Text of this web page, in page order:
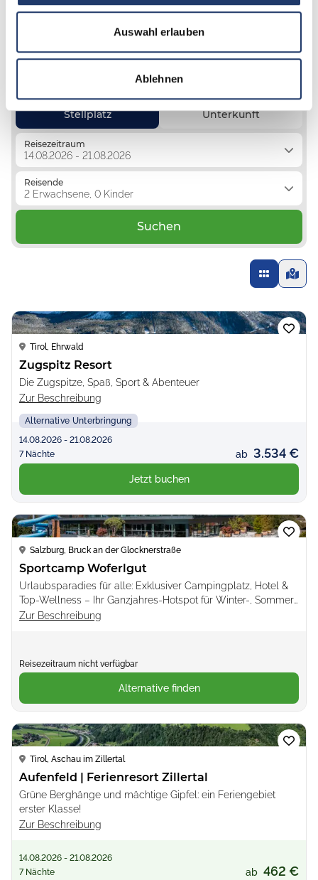
Auswahl erlauben
Ablehnen
Luxuscampingplätze
Österreichs:
Stellplatz Unterkunft
Reisezeitraum
14.08.2026 - 21.08.2026
Reisende
2 Erwachsene, 0 Kinder
Suchen
Loading...
Tirol, Ehrwald
Zugspitz Resort
Die Zugspitze, Spaß, Sport & Abenteuer
Zur Beschreibung
Alternative Unterbringung
14.08.2026 - 21.08.2026
7 Nächte
ab 3.534 €
Jetzt buchen
Loading...
Salzburg, Bruck an der Glocknerstraße
Sportcamp Woferlgut
Urlaubsparadies für alle: Exklusiver Campingplatz, Hotel &
Top-Wellness – Ihr Ganzjahres-Hotspot für Winter-, Sommer-
und Bergabenteuer, umgeben von traumhaften Seen &
Zur Beschreibung
Reisezeitraum nicht verfügbar
Alternative finden
Loading...
Tirol, Aschau im Zillertal
Aufenfeld | Ferienresort Zillertal
Grüne Berghänge und mächtige Gipfel: ein Feriengebiet
erster Klasse!
Zur Beschreibung
14.08.2026 - 21.08.2026
7 Nächte
ab 462 €